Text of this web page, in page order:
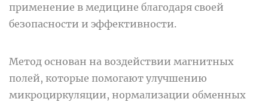
применение в медицине благодаря своей
безопасности и эффективности.
Метод основан на воздействии магнитных
полей, которые помогают улучшению
микроциркуляции, нормализации обменных